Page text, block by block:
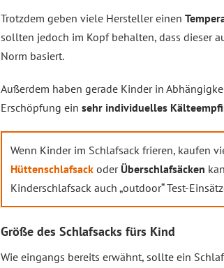
Trotzdem geben viele Hersteller einen
sollten jedoch im Kopf behalten, dass dieser
Norm basiert.
Außerdem haben gerade Kinder in
Erschöpfung ein sehr individuelles
Wenn Kinder im Schlafsack frieren, kaufen
Hüttenschlafsack oder Überschlafsäcken
Kinderschlafsack auch „outdoor“ Test-
Größe des Schlafsacks fürs Kind
Wie eingangs bereits erwähnt, sollte ein